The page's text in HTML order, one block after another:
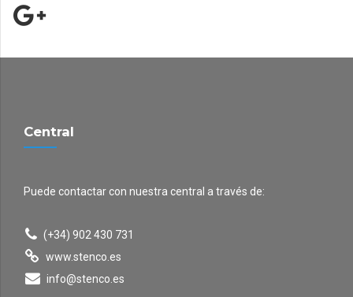
Central
Puede contactar con nuestra central a través de:
(+34) 902 430 731
www.stenco.es
info@stenco.es